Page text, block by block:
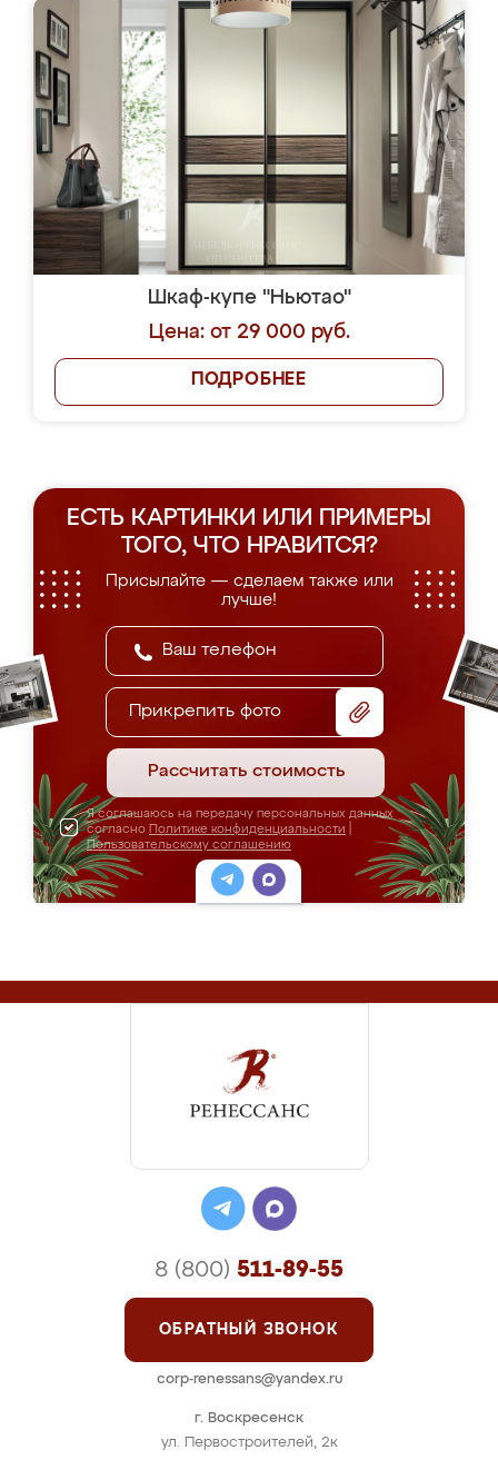
Шкаф-купе "Ньютао"
Цена: от 29 000 руб.
ПОДРОБНЕЕ
ЕСТЬ КАРТИНКИ ИЛИ ПРИМЕРЫ
ТОГО, ЧТО НРАВИТСЯ?
Присылайте — сделаем также или
лучше!
Прикрепить фото
Рассчитать стоимость
Я соглашаюсь на передачу персональных данных
согласно Политике конфиденциальности
Пользовательскому соглашению
г. Воскресенск
ул. Первостроителей, 2к
8 (800) 511-89-55
ОБРАТНЫЙ ЗВОНОК
corp-renessans@yandex.ru